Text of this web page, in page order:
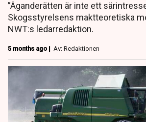
”Äganderätten är inte ett
Skogsstyrelsens maktteoretiska
NWT:s ledarredaktion.
5 months ago | Av: Redaktionen